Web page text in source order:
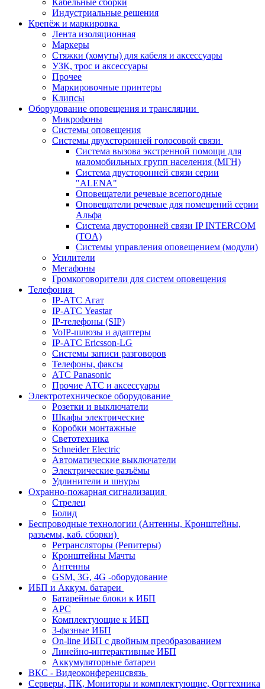
Кабельные сборки
Индустриальные решения
Крепёж и маркировка
Лента изоляционная
Маркеры
Стяжки (хомуты) для кабеля и аксессуары
УЗК, трос и аксессуары
Прочее
Маркировочные принтеры
Клипсы
Оборудование оповещения и трансляции
Микрофоны
Системы оповещения
Системы двухсторонней голосовой связи
Система вызова экстренной помощи для
маломобильных групп населения (МГН)
Система двусторонней связи серии
"ALENA"
Оповещатели речевые всепогодные
Оповещатели речевые для помещений серии
Альфа
Система двусторонней связи IP INTERCOM
(TOA)
Системы управления оповещением (модули)
Усилители
Мегафоны
Громкоговорители для систем оповещения
Телефония
IP-АТС Агат
IP-АТС Yeastar
IP-телефоны (SIP)
VoIP-шлюзы и адаптеры
IP-АТС Ericsson-LG
Системы записи разговоров
Телефоны, факсы
АТС Panasonic
Прочие АТС и аксессуары
Электротехническое оборудование
Розетки и выключатели
Шкафы электрические
Коробки монтажные
Светотехника
Schneider Electric
Автоматические выключатели
Электрические разъёмы
Удлинители и шнуры
Охранно-пожарная сигнализация
Стрелец
Болид
Беспроводные технологии (Антенны, Кронштейны,
разъемы, каб. сборки)
Ретрансляторы (Репитеры)
Кронштейны Мачты
Антенны
GSM, 3G, 4G -оборудование
ИБП и Аккум. батареи
Батарейные блоки к ИБП
APC
Комплектующие к ИБП
3-фазные ИБП
On-line ИБП с двойным преобразованием
Линейно-интерактивные ИБП
Аккумуляторные батареи
ВКС - Видеоконференцсвязь
Серверы, ПК, Мониторы и комплектующие, Оргтехника